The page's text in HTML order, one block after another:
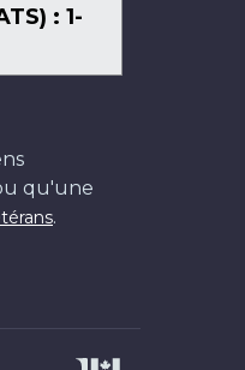
: 1-
qu'une
.